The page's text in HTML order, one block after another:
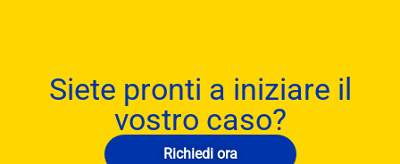
Siete pronti a iniziare il
vostro caso?
Richiedi ora